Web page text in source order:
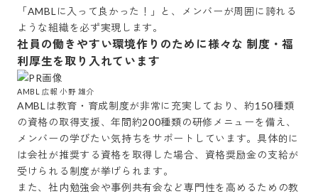
「AMBLに入って良かった！」と、メンバーが周囲に誇れる
ような組織を必ず実現します。
社員の働きやすい環境作りのために様々な 制度・福
利厚生を取り入れています
AMBL 広報 小野 雄介
AMBLは教育・育成制度が非常に充実しており、約150種類
の資格の取得支援、年間約200種類の研修メニューを備え、
メンバーの学びたい気持ちをサポートしています。具体的に
は会社が推奨する資格を取得した場合、資格奨励金の支給が
受けられる制度が挙げられます。
また、社内勉強会や事例共有会など専門性を高めるための教